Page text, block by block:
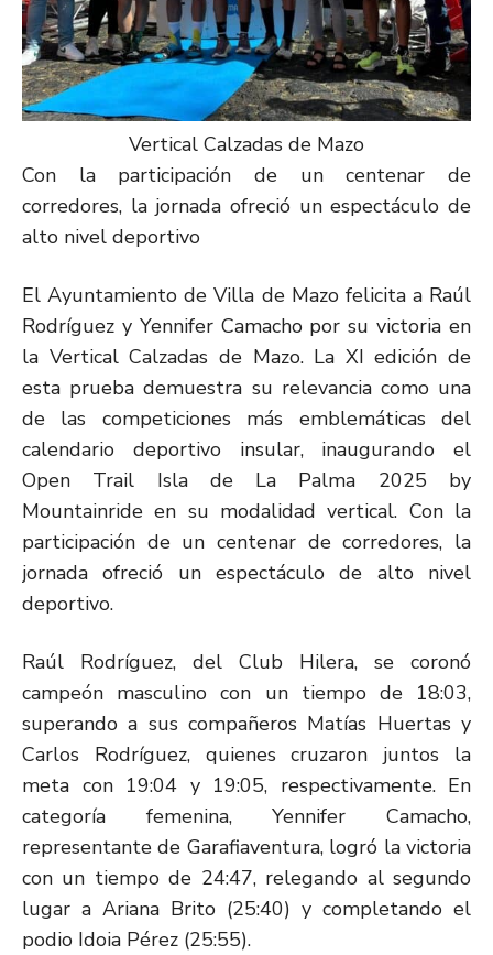
Vertical Calzadas de Mazo
Con la participación de un centenar de
corredores, la jornada ofreció un espectáculo de
alto nivel deportivo
El Ayuntamiento de Villa de Mazo felicita a Raúl
Rodríguez y Yennifer Camacho por su victoria en
la Vertical Calzadas de Mazo. La XI edición de
esta prueba demuestra su relevancia como una
de las competiciones más emblemáticas del
calendario deportivo insular, inaugurando el
Open Trail Isla de La Palma 2025 by
Mountainride en su modalidad vertical. Con la
participación de un centenar de corredores, la
jornada ofreció un espectáculo de alto nivel
deportivo.
Raúl Rodríguez, del Club Hilera, se coronó
campeón masculino con un tiempo de 18:03,
superando a sus compañeros Matías Huertas y
Carlos Rodríguez, quienes cruzaron juntos la
meta con 19:04 y 19:05, respectivamente. En
categoría femenina, Yennifer Camacho,
representante de Garafiaventura, logró la victoria
con un tiempo de 24:47, relegando al segundo
lugar a Ariana Brito (25:40) y completando el
podio Idoia Pérez (25:55).